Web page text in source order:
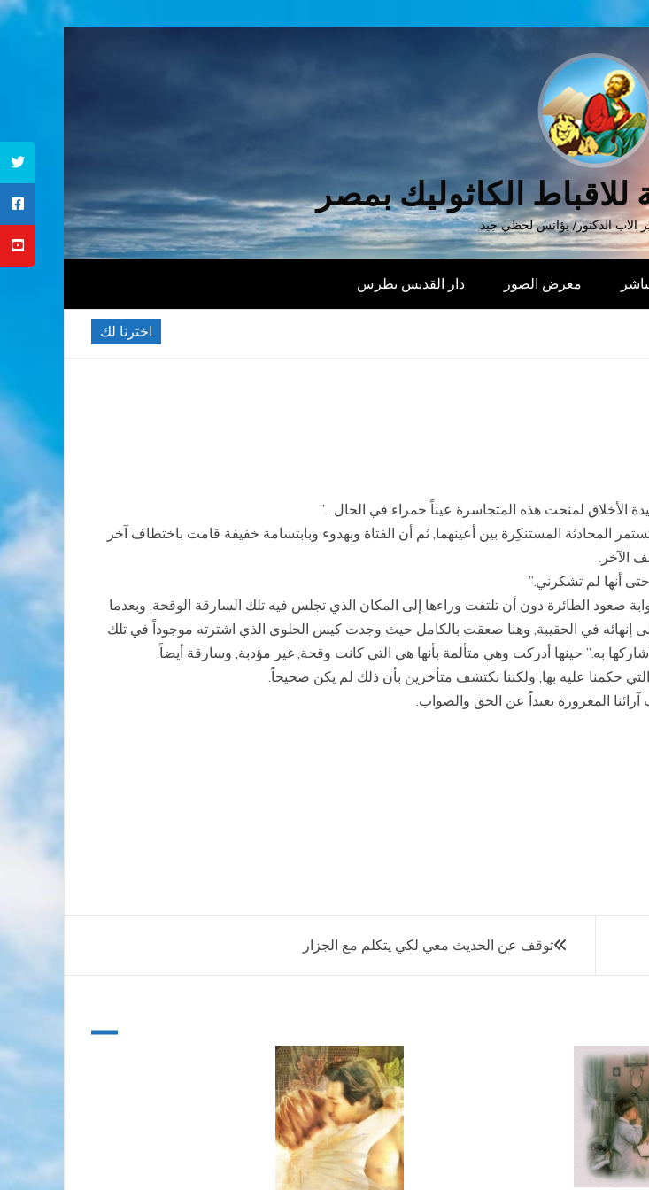
للاقباط الكاثوليك بمصر
الاب الدكتور/ يؤانس لحظي جيد
معرض الصور دار القديس بطرس
اخترنا لك
الأخلاق لمنحت هذه المتجاسرة عيناً حمراء في الحال…”
المحادثة المستنكِرة بين أعينهما, ثم أن الفتاة وبهدوء وبابتسامة خفيفة قامت باختطاف آخر
الآخر.
أنها لم تشكرني.”
الطائرة دون أن تلتفت وراءها إلى المكان الذي تجلس فيه تلك السارقة الوقحة. وبعدما
إنهائه في الحقيبة, وهنا صعقت بالكامل حيث وجدت كيس الحلوى الذي اشترته موجوداً في تلك
به.” حينها أدركت وهي متألمة بأنها هي التي كانت وقحة, غير مؤدبة, وسارقة أيضاً.
حكمنا عليه بها, ولكننا نكتشف متأخرين بأن ذلك لم يكن صحيحاً.
المغرورة بعيداً عن الحق والصواب.
توقف عن الحديث معي لكي يتكلم مع الجزار